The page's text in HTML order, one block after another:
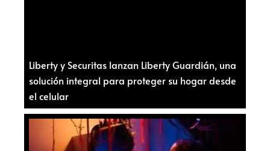
Liberty y Securitas lanzan Liberty Guardián, una
solución integral para proteger su hogar desde
el celular